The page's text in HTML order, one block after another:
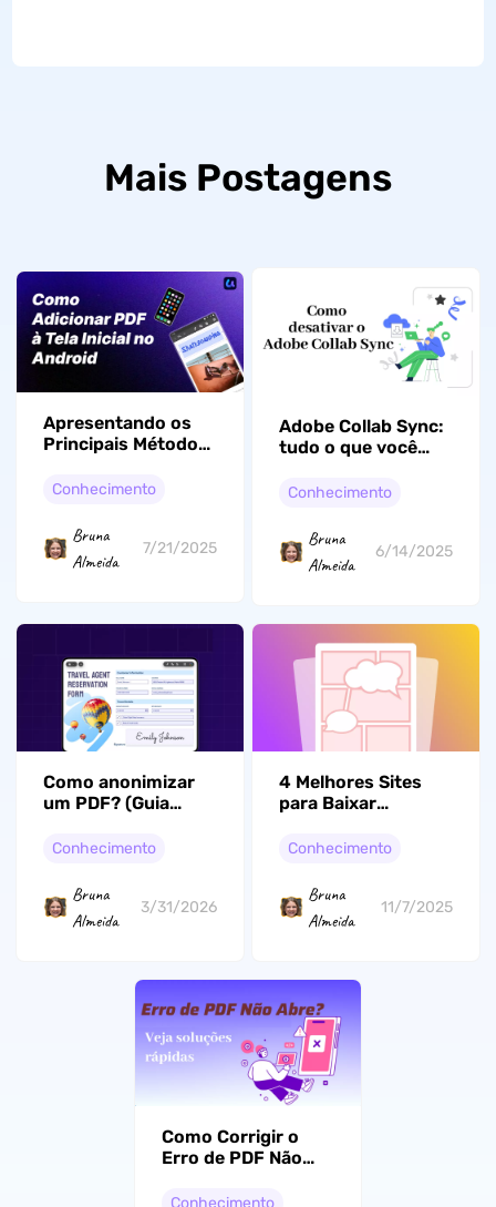
Mais Postagens
Apresentando os
Principais Métodos
à Tela Inicial do
Conhecimento
Bruna
Almeida
7/21/2025
Adobe Collab Sync:
tudo o que você
Conhecimento
Bruna
Almeida
6/14/2025
Como anonimizar
um PDF? (Guia
Conhecimento
Bruna
Almeida
3/31/2026
4 Melhores Sites
para Baixar
Gratuito (100%
Conhecimento
Bruna
Almeida
11/7/2025
Como Corrigir o
Erro de PDF Não
Qualquer